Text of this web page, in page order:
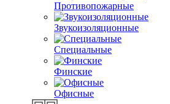
Противопожарные
Звукоизоляционные
Специальные
Финские
Офисные